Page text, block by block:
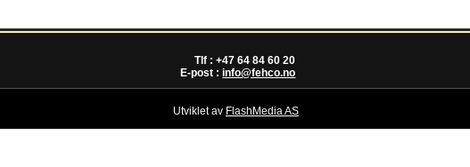
Tlf : +47 64 84 60 20
E-post :info@fehco.no
Utviklet av FlashMedia AS